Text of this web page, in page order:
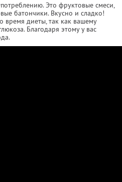
Это фруктовые смеси,
батончики. Вкусно и сладко!
время диеты, так как вашему
Благодаря этому у вас